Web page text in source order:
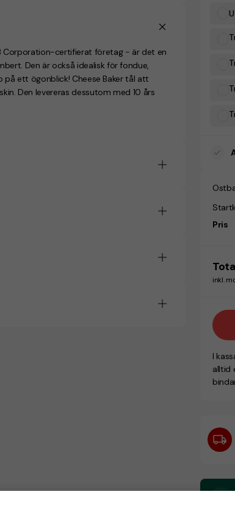
Corporation-certifierat företag - är det en
Den är också idealisk för fondue,
ett ögonblick! Cheese Baker tål att
Den levereras dessutom med 10 års
Pris
inkl.
I
alltid